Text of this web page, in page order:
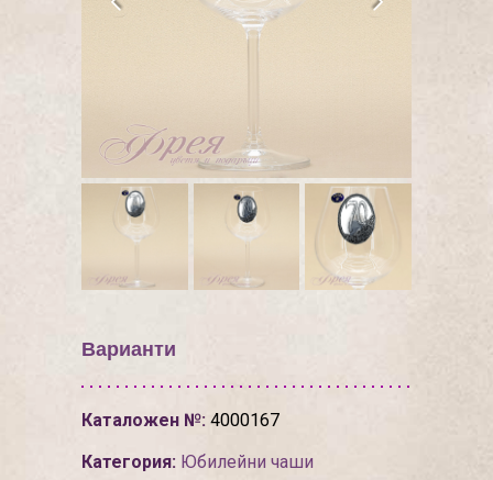
Варианти
Каталожен №: 4000167
Категория: Юбилейни чаши